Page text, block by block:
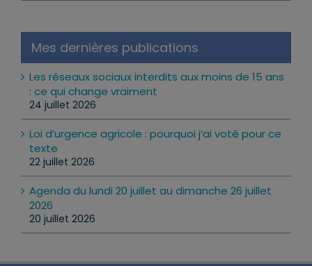
Mes dernières publications
Les réseaux sociaux interdits aux moins de 15 ans
: ce qui change vraiment
24 juillet 2026
Loi d’urgence agricole : pourquoi j’ai voté pour ce
texte
22 juillet 2026
Agenda du lundi 20 juillet au dimanche 26 juillet
2026
20 juillet 2026